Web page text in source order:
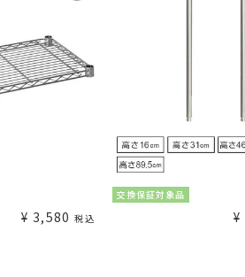
¥ 3,580 税込
交換保証対象品
¥